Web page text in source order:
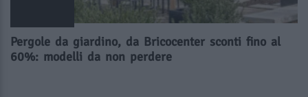
Pergole da giardino, da Bricocenter sconti fino al
60%: modelli da non perdere